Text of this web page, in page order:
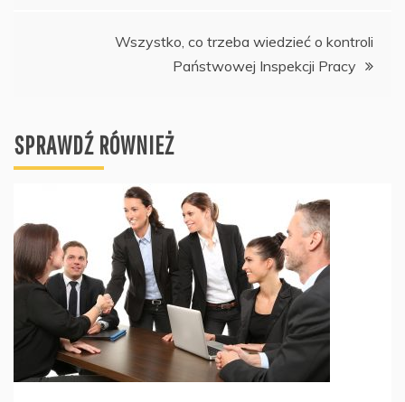
Wszystko, co trzeba wiedzieć o kontroli
Państwowej Inspekcji Pracy
SPRAWDŹ RÓWNIEŻ